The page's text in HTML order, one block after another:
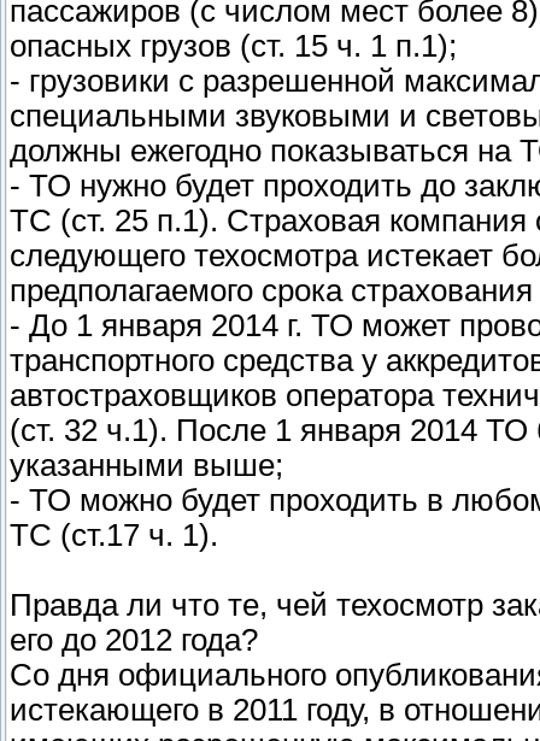
пассажиров (с числом мест более
опасных грузов (ст. 15 ч. 1 п.1);
- грузовики с разрешенной
специальными звуковыми и
должны ежегодно показываться на
- ТО нужно будет проходить до
ТС (ст. 25 п.1). Страховая компания
следующего техосмотра истекает
предполагаемого срока
- До 1 января 2014 г. ТО может
транспортного средства у
автостраховщиков оператора
(ст. 32 ч.1). После 1 января 2014
указанными выше;
- ТО можно будет проходить в
ТС (ст.17 ч. 1).
Правда ли что те, чей техосмотр
его до 2012 года?
Со дня официального
истекающего в 2011 году, в